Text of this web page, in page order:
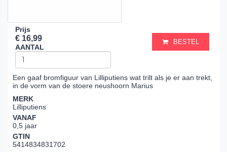
Prijs
€ 16,99
AANTAL
BESTEL
Een gaaf bromfiguur van Lilliputiens wat trilt als je er aan trekt,
in de vorm van de stoere neushoorn Marius
MERK
Lilliputiens
VANAF
0,5 jaar
GTIN
5414834831702